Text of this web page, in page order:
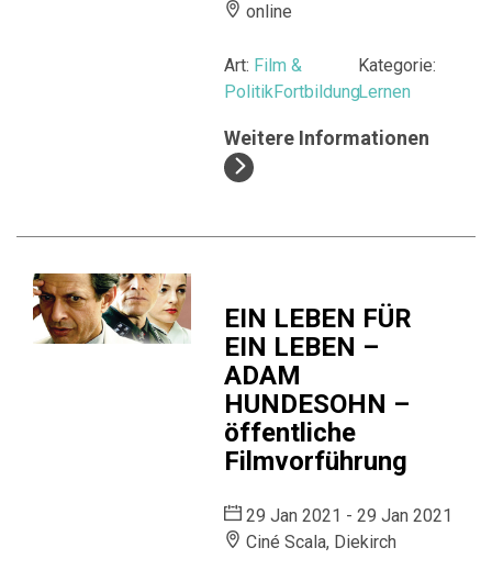
online
Art: Film &
PolitikFortbildung
Kategorie:
Lernen
Weitere Informationen
EIN LEBEN FÜR
EIN LEBEN –
ADAM
HUNDESOHN –
öffentliche
Filmvorführung
29 Jan 2021 - 29 Jan 2021
Ciné Scala, Diekirch